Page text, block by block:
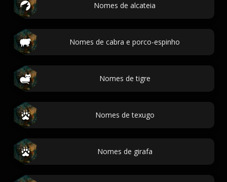
Nomes de alcateia
Nomes de cabra e porco-espinho
Nomes de tigre
Nomes de texugo
Nomes de girafa